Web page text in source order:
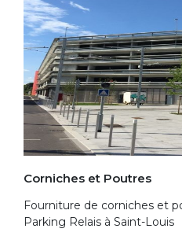
LOCATION
CONTACT
Corniches et Poutres
Fourniture de corniches et
Parking Relais à Saint-Louis